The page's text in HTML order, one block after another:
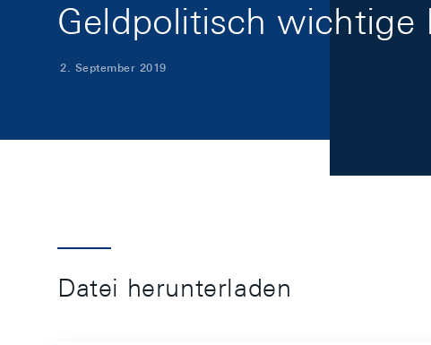
Geldpolitisch wichtige
2. September 2019
Datei herunterladen